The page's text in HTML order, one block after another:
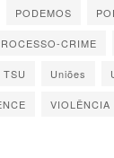
PODEMOS
CRIME
TSU Uniões
VIOLÊNCIA